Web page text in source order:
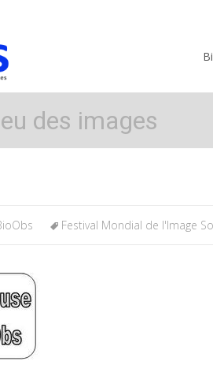
des images
Festival Mondial de l'Image